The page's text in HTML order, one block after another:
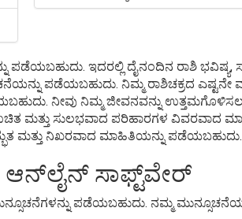
ಇದರಲ್ಲಿ ದೈನಂದಿನ ರಾಶಿ ಭವಿಷ್ಯ,
ಪಡೆಯಬಹುದು. ನಿಮ್ಮ ರಾಶಿಚಕ್ರದ
ನೀವು ನಿಮ್ಮ ಜೀವನವನ್ನು
ಮತ್ತು ಸುಲಭವಾದ ಪರಿಹಾರಗಳ ವಿವರವಾದ
ಮತ್ತು ನಿಖರವಾದ ಮಾಹಿತಿಯನ್ನು ಪಡೆಯಬಹುದು.
ಆನ್‌ಲೈನ್ ಸಾಫ್ಟ್‌ವೇರ್
ಪಡೆಯಬಹುದು. ನಮ್ಮ